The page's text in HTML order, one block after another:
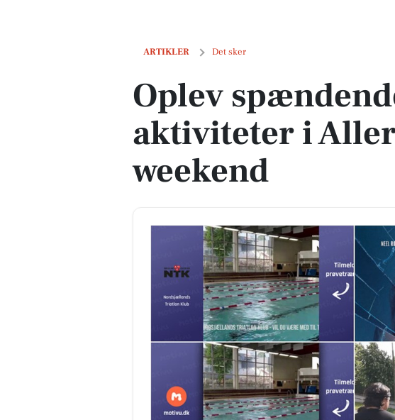
ARTIKLER Det sker
Oplev spændende aktiviteter i Allerød denne weekend
Oplev
aktiviteter i
weekend